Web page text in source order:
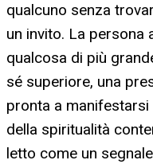
qualcuno senza
un invito. La persona
qualcosa di più
sé superiore, una
pronta a
della spiritualità
letto come un